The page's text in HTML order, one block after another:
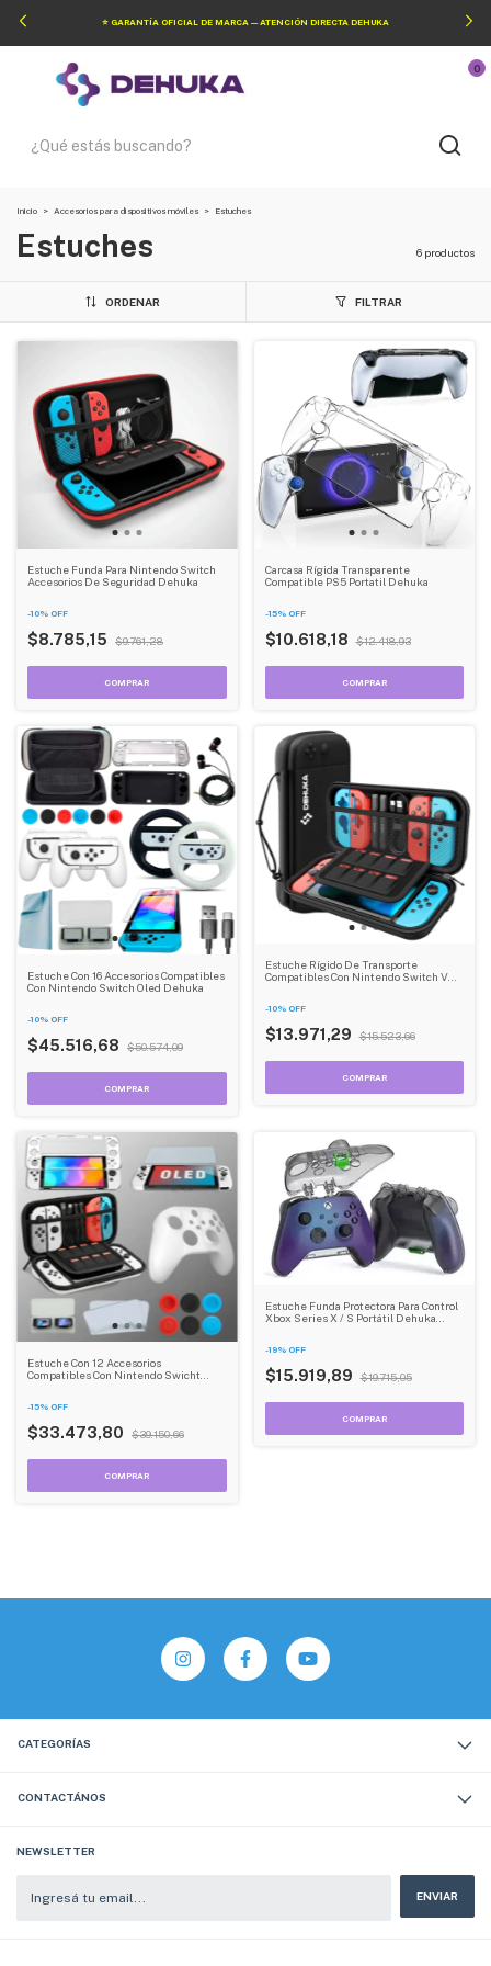
⭐ GARANTÍA OFICIAL DE MARCA — ATENCIÓN DIRECTA DEHUKA
0
Inicio > Accesorios para dispositivos móviles > Estuches
Estuches 6 productos
ORDENAR FILTRAR
Estuche Funda Para Nintendo Switch
Accesorios De Seguridad Dehuka
-10% OFF
$8.785,15 $9.761,28
Carcasa Rígida Transparente
Compatible PS5 Portatil Dehuka
-15% OFF
$10.618,18 $12.418,93
Estuche Con 16 Accesorios Compatibles
Con Nintendo Switch Oled Dehuka
-10% OFF
$45.516,68 $50.574,09
Estuche Rígido De Transporte
Compatibles Con Nintendo Switch V2
-10% OFF
$13.971,29 $15.523,66
Estuche Con 12 Accesorios
Compatibles Con Nintendo Swicht
-15% OFF
$33.473,80 $39.150,66
Estuche Funda Protectora Para Control
Xbox Series X / S Portátil Dehuka
-19% OFF
$15.919,89 $19.715,05
CATEGORÍAS
CONTACTÁNOS
NEWSLETTER